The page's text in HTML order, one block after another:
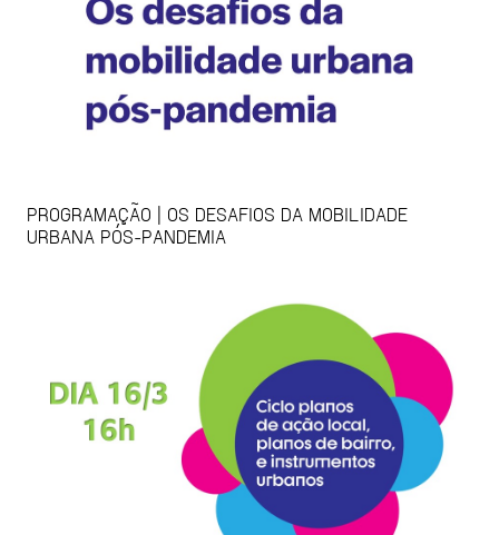
PROGRAMAÇÃO | OS DESAFIOS DA MOBILIDADE
URBANA PÓS-PANDEMIA